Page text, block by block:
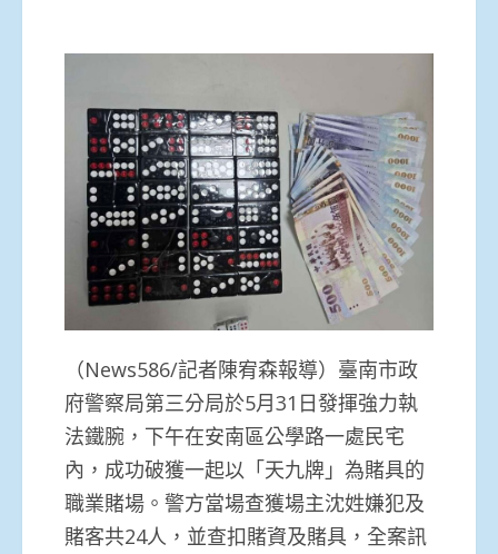
（News586/記者陳宥森報導）臺南市政
府警察局第三分局於5月31日發揮強力執
法鐵腕，下午在安南區公學路一處民宅
內，成功破獲一起以「天九牌」為賭具的
職業賭場。警方當場查獲場主沈姓嫌犯及
賭客共24人，並查扣賭資及賭具，全案訊